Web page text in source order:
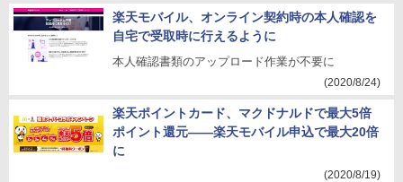
楽天モバイル、オンライン契約時の本人確認を
自宅で受取時に行えるように
本人確認書類のアップロード作業が不要に
(2020/8/24)
楽天ポイントカード、マクドナルドで最大5倍
ポイント還元――楽天モバイル申込で最大20倍
に
(2020/8/19)